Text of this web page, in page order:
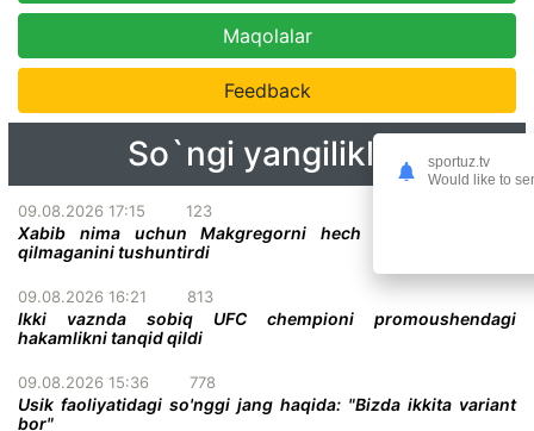
Maqolalar
Feedback
So`ngi yangiliklar
09.08.2026 17:15 123
Xabib nima uchun Makgregorni hech qachon haqorat
qilmaganini tushuntirdi
09.08.2026 16:21 813
Ikki vaznda sobiq UFC chempioni promoushendagi
hakamlikni tanqid qildi
09.08.2026 15:36 778
Usik faoliyatidagi so'nggi jang haqida: "Bizda ikkita variant
bor"
sportuz.tv
Would like to